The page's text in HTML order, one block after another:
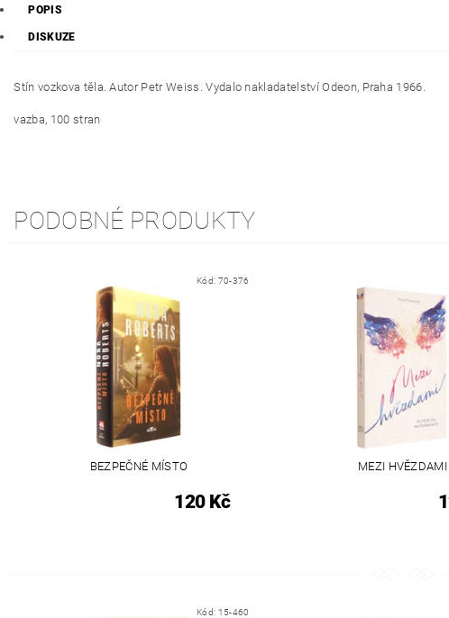
POPIS
DISKUZE
Stín vozkova těla. Autor Petr Weiss. Vydalo nakladatelství Odeon, Praha 1966.
vazba, 100 stran
PODOBNÉ PRODUKTY
Kód: 70-376
BEZPEČNÉ MÍSTO
120 Kč
MEZI HVĚZDAMI
Kód: 15-460